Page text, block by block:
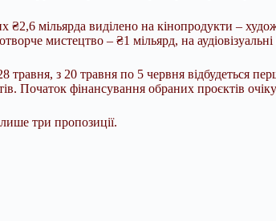
мільярда виділено на кінопродукти –
мистецтво – ₴1 мільярд, на
з 20 травня по 5 червня відбудеться
Початок фінансування обраних проєктів
три пропозиції.